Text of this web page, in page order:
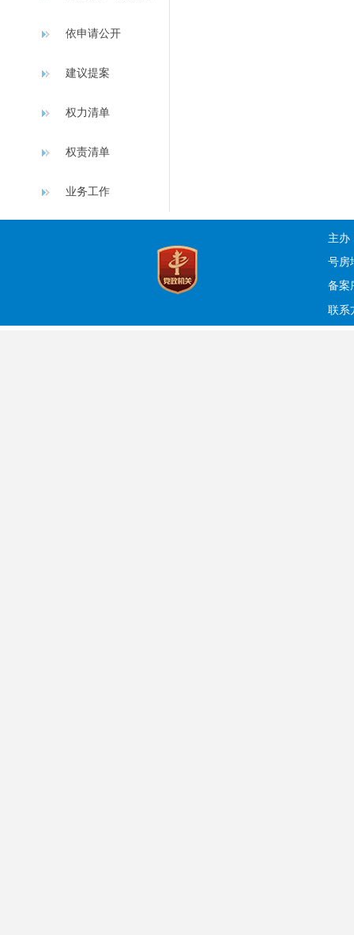
依申请公开
建议提案
权力清单
权责清单
业务工作
主办
号房
备案
联系